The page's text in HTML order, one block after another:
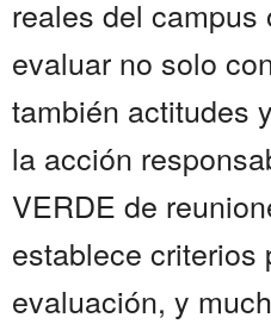
reales del campus
evaluar no solo
también actitudes
la acción
VERDE de
establece criterios
evaluación, y